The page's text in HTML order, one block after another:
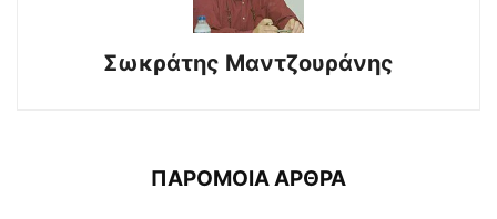
Σωκράτης Μαντζουράνης
ΠΑΡΟΜΟΙΑ ΑΡΘΡΑ